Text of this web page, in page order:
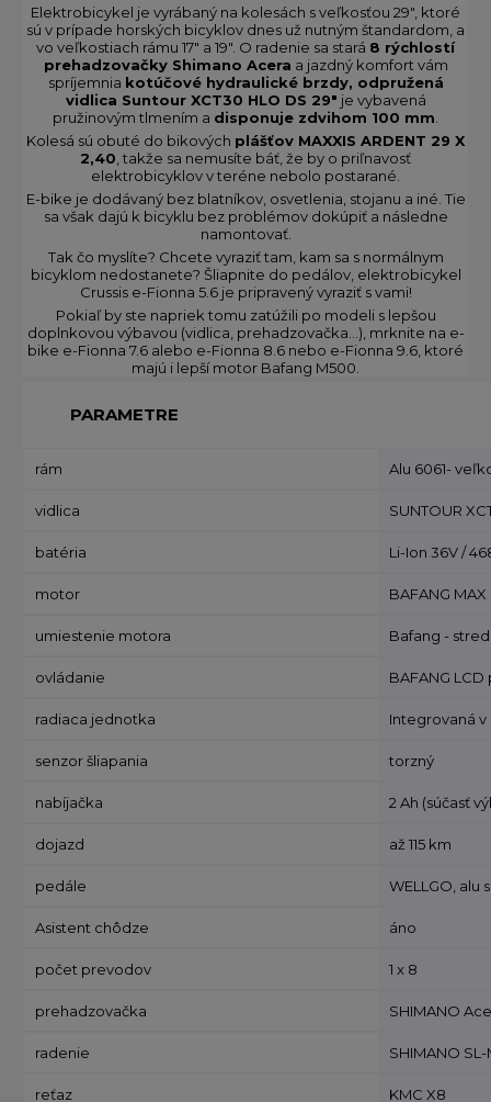
Elektrobicykel je vyrábaný na kolesách s veľkosťou 29", ktoré
sú v prípade horských bicyklov dnes už nutným štandardom, a
vo veľkostiach rámu 17" a 19". O radenie sa stará 8 rýchlostí
prehadzovačky Shimano Acera a jazdný komfort vám
spríjemnia kotúčové hydraulické brzdy, odpružená
vidlica Suntour XCT30 HLO DS 29" je vybavená
pružinovým tlmením a disponuje zdvihom 100 mm.
Kolesá sú obuté do bikových plášťov MAXXIS ARDENT 29 X
2,40, takže sa nemusíte báť, že by o priľnavosť
elektrobicyklov v teréne nebolo postarané.
E-bike je dodávaný bez blatníkov, osvetlenia, stojanu a iné. Tie
sa však dajú k bicyklu bez problémov dokúpiť a následne
namontovať.
Tak čo myslíte? Chcete vyraziť tam, kam sa s normálnym
bicyklom nedostanete? Šliapnite do pedálov, elektrobicykel
Crussis e-Fionna 5.6 je pripravený vyraziť s vami!
Pokiaľ by ste napriek tomu zatúžili po modeli s lepšou
doplnkovou výbavou (vidlica, prehadzovačka…), mrknite na e-
bike e-Fionna 7.6 alebo e-Fionna 8.6 nebo e-Fionna 9.6, ktoré
majú i lepší motor Bafang M500.
PARAMETRE
rám Alu 6061-
vidlica SUNTOUR
batéria Li-Ion 36V /
motor BAFANG
umiestenie motora Bafang -
ovládanie BAFANG
radiaca jednotka Integrovaná
senzor šliapania torzný
nabíjačka 2 Ah (súčasť
dojazd až 115 km
pedále WELLGO, alu
Asistent chôdze áno
počet prevodov 1 x 8
prehadzovačka SHIMANO
radenie SHIMANO
reťaz KMC X8